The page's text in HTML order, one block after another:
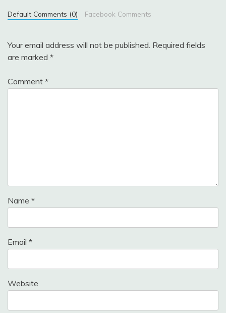
Default Comments (0) Facebook Comments
Your email address will not be published. Required fields
are marked *
Comment *
Name *
Email *
Website